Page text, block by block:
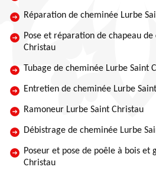
Réparation de cheminée Lurbe
Pose et réparation de chapeau
Christau
Tubage de cheminée Lurbe Saint
Entretien de cheminée Lurbe
Ramoneur Lurbe Saint Christau
Débistrage de cheminée Lurbe
Poseur et pose de poêle à bois et
Christau